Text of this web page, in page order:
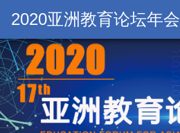
2020亚洲教育论坛年会